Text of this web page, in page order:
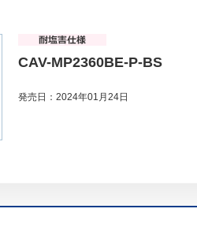
CAV-MP2360BE-P-BS
発売日：2024年01月24日